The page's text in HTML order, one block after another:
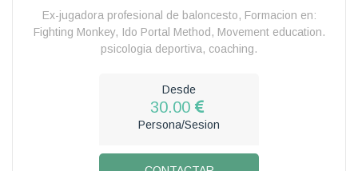
Ex-jugadora profesional de baloncesto, Formacion en:
Fighting Monkey, Ido Portal Method, Movement education.
psicologia deportiva, coaching.
Desde
30.00
Persona/Sesion